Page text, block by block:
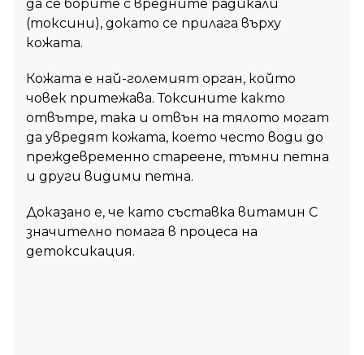
да се борите с вредните радикали
(токсини), докато се прилага върху
кожата.
Кожата е най-големият орган, който
човек притежава. Токсините както
отвътре, така и отвън на тялото могат
да увредят кожата, което често води до
преждевременно стареене, тъмни петна
и други видими петна.
Доказано е, че като съставка витамин С
значително помага в процеса на
детоксикация.